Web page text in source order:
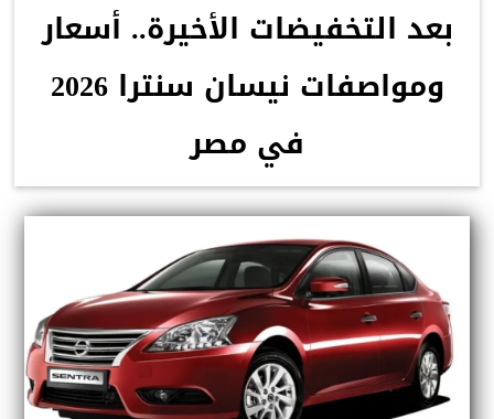
بعد التخفيضات الأخيرة.. أسعار
ومواصفات نيسان سنترا 2026
في مصر